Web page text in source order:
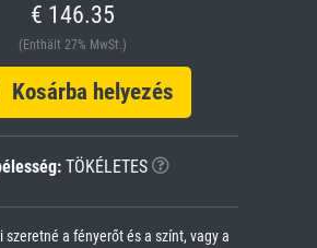
€ 146.35
(Enthält 27% MwSt.)
helyezés
TÖKÉLETES
szeretné a fényerőt és a színt, vagy a